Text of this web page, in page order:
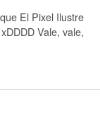
El Pixel Ilustre
Vale, vale,